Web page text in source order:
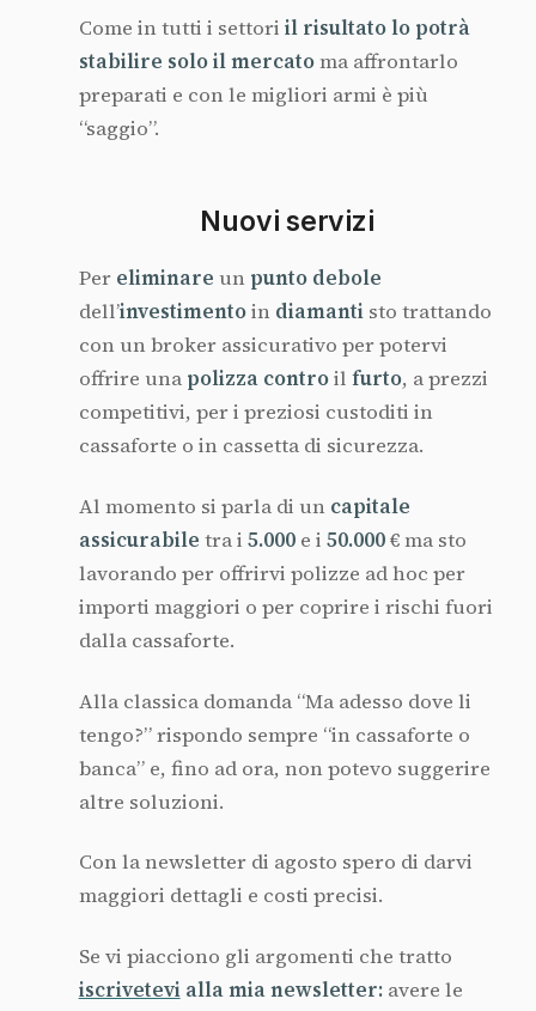
Come in tutti i settori il risultato lo potrà
stabilire solo il mercatoma affrontarlo
preparati e con le migliori armi è più
“saggio”.
Nuovi servizi
Per eliminare un punto debole
dell’investimentoin diamanti sto trattando
con un broker assicurativo per potervi
offrire una polizza controil furto, a prezzi
competitivi, per i preziosi custoditi in
cassaforte o in cassetta di sicurezza.
Al momento si parla di un capitale
assicurabile tra i 5.000e i 50.000€ ma sto
lavorando per offrirvi polizze ad hoc per
importi maggiori o per coprire i rischi fuori
dalla cassaforte.
Alla classica domanda “Ma adesso dove li
tengo?” rispondo sempre “in cassaforte o
banca” e, fino ad ora, non potevo suggerire
altre soluzioni.
Con la newsletter di agosto spero di darvi
maggiori dettagli e costi precisi.
Se vi piacciono gli argomenti che tratto
iscrivetevialla mia newsletter: avere le